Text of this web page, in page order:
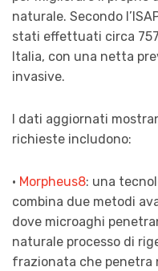
naturale. Secondo
stati effettuati circa
Italia, con una netta
invasive.
I dati aggiornati
richieste includono:
· Morpheus8: una
combina due metodi
dove microaghi
naturale processo di
frazionata che penetra